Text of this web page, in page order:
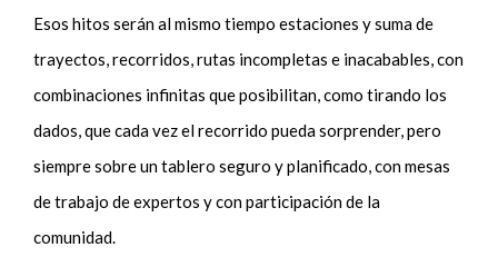
Esos hitos serán al mismo tiempo estaciones y suma de
trayectos, recorridos, rutas incompletas e inacabables, con
combinaciones infinitas que posibilitan, como tirando los
dados, que cada vez el recorrido pueda sorprender, pero
siempre sobre un tablero seguro y planificado, con mesas
de trabajo de expertos y con participación de la
comunidad.